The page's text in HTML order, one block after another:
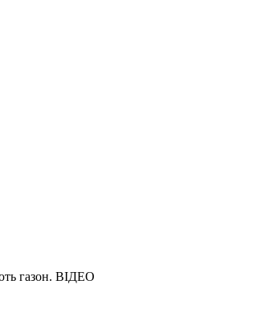
газон. ВІДЕО